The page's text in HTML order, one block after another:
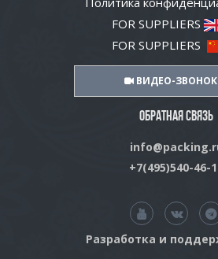
FOR SUPPLIERS
FOR SUPPLIERS
ВИДЕО-ЗВОНОК
ОБРАТНАЯ СВЯЗЬ
+7(495)540-46-
Разработка и